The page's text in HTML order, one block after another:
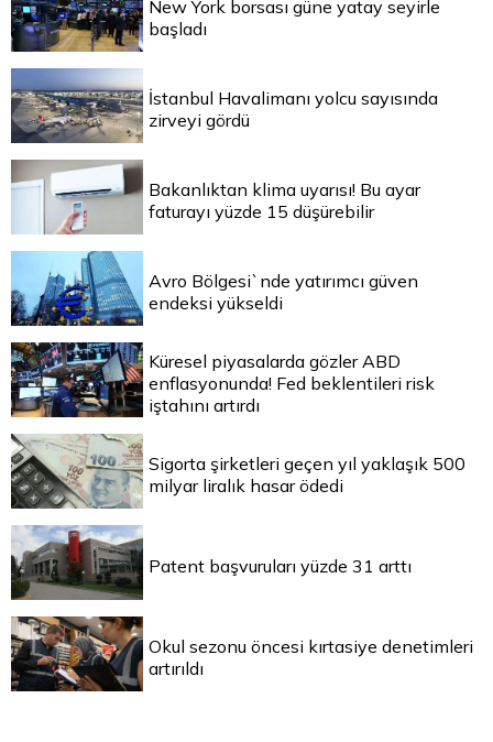
New York borsası güne yatay seyirle
başladı
İstanbul Havalimanı yolcu sayısında
zirveyi gördü
Bakanlıktan klima uyarısı! Bu ayar
faturayı yüzde 15 düşürebilir
Avro Bölgesi`nde yatırımcı güven
endeksi yükseldi
Küresel piyasalarda gözler ABD
enflasyonunda! Fed beklentileri risk
iştahını artırdı
Sigorta şirketleri geçen yıl yaklaşık 500
milyar liralık hasar ödedi
Patent başvuruları yüzde 31 arttı
Okul sezonu öncesi kırtasiye denetimleri
artırıldı